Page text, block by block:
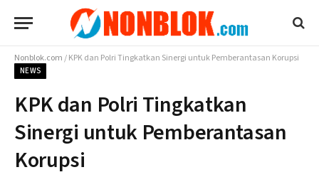
Nonblok.com/KPK dan Polri Tingkatkan Sinergi untuk Pemberantasan Korupsi
NEWS
KPK dan Polri Tingkatkan
Sinergi untuk Pemberantasan
Korupsi